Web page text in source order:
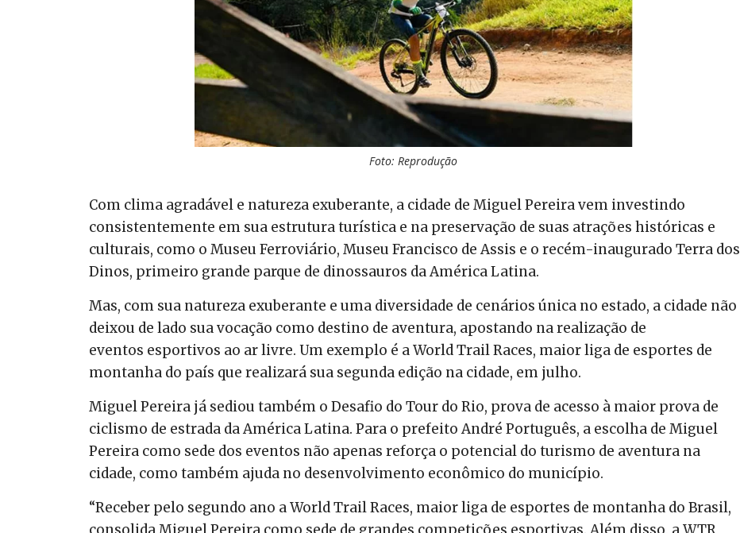
Foto: Reprodução
Com clima agradável e natureza exuberante, a cidade de Miguel Pereira vem investindo
consistentemente em sua estrutura turística e na preservação de suas atrações históricas e
culturais, como o Museu Ferroviário, Museu Francisco de Assis e o recém-inaugurado Terra dos
Dinos, primeiro grande parque de dinossauros da América Latina.
Mas, com sua natureza exuberante e uma diversidade de cenários única no estado, a cidade não
deixou de lado sua vocação como destino de aventura, apostando na realização de
eventos esportivos ao ar livre. Um exemplo é a World Trail Races, maior liga de esportes de
montanha do país que realizará sua segunda edição na cidade, em julho.
Miguel Pereira já sediou também o Desafio do Tour do Rio, prova de acesso à maior prova de
ciclismo de estrada da América Latina. Para o prefeito André Português, a escolha de Miguel
Pereira como sede dos eventos não apenas reforça o potencial do turismo de aventura na
cidade, como também ajuda no desenvolvimento econômico do município.
“Receber pelo segundo ano a World Trail Races, maior liga de esportes de montanha do Brasil,
consolida Miguel Pereira como sede de grandes competições esportivas. Além disso, a WTR